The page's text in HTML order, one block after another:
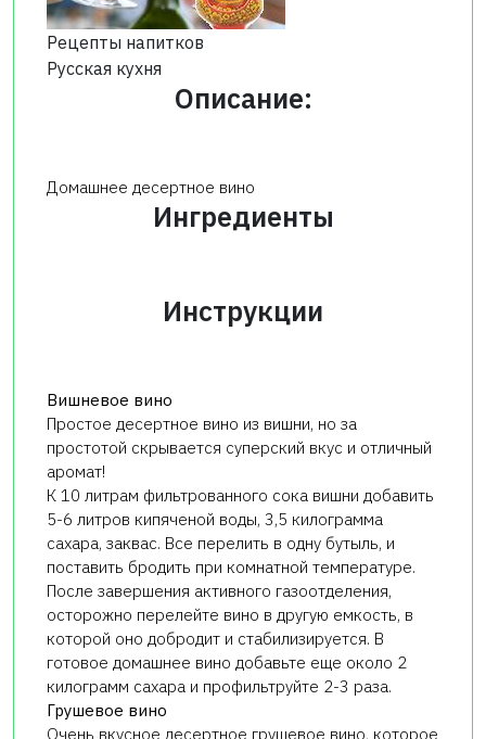
Рецепты напитков
Русская кухня
Описание:
Домашнее десертное вино
Ингредиенты
Инструкции
Вишневое вино
Простое десертное вино из вишни, но за
простотой скрывается суперский вкус и отличный
аромат!
К 10 литрам фильтрованного сока вишни добавить
5-6 литров кипяченой воды, 3,5 килограмма
сахара, заквас. Все перелить в одну бутыль, и
поставить бродить при комнатной температуре.
После завершения активного газоотделения,
осторожно перелейте вино в другую емкость, в
которой оно добродит и стабилизируется. В
готовое домашнее вино добавьте еще около 2
килограмм сахара и профильтруйте 2-3 раза.
Грушевое вино
Очень вкусное десертное грушевое вино, которое